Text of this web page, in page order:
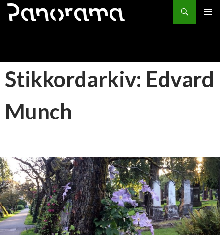
Søk
HOPP
Stikkordarkiv: Edvard
Munch